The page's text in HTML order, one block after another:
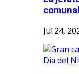
Jul 24,